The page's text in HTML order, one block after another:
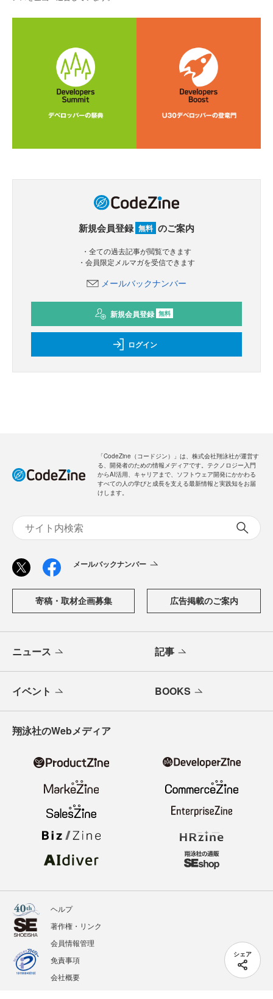
シェア
新規会員登録 無料 のご案内
・全ての過去記事が閲覧できます
・会員限定メルマガを受信できます
メールバックナンバー
新規会員登録 無料
ログイン
「CodeZine（コードジン）」は、株式会社翔泳社が運営す
る、開発者のための情報メディアです。テクノロジー入門
からAI活用、キャリアまで、ソフトウェア開発にかかわる
すべての人の学びと成長を支える最新情報と実践知をお届
けします。
メールバックナンバー
寄稿・取材企画募集 広告掲載のご案内
ニュース 記事
イベント BOOKS
翔泳社のWebメディア
ヘルプ
著作権・リンク
会員情報管理
免責事項
会社概要